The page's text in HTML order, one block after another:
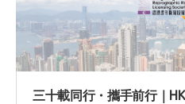
三十載同行・攜手前行｜